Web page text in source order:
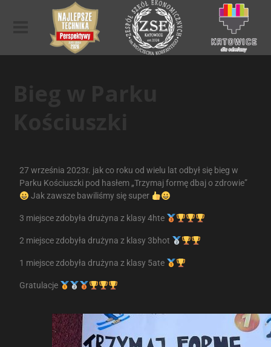
27 września 2023r. jak co roku od wielu lat odbył się bieg w
Parku Kościuszki pod hasłem „Trzymaj formę dbaj o zdrowie”
Jak zawsze bawiliśmy się super
3 miejsce zdobyła drużyna z klasy 4hte
2 miejsce zdobyła drużyna z klasy 3bhot
1 miejsce zdobyła drużyna z klasy 5ate
Gratulacje